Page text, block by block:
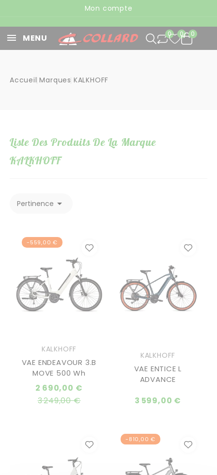
Panneau de gestion des cookies
Mon compte
MENU 0 0 0
Accueil Marques KALKHOFF
Liste Des Produits De La Marque
KALKHOFF
Pertinence 
-559,00 €
KALKHOFF
VAE ENDEAVOUR 3.B
MOVE 500 Wh
2 690,00 €
3 249,00 €
KALKHOFF
VAE ENTICE L
ADVANCE
3 599,00 €
-810,00 €